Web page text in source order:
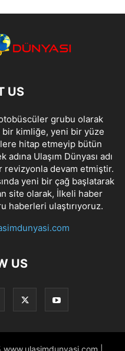
US
otobüscüler grubu olarak
bir kimliğe, yeni bir yüze
hitap etmeyip bütün
Ulaşım Dünyası adı
revizyonla devam etmiştir.
yeni bir çağ başlatarak
site olarak, İlkeli haber
haberleri ulaştırıyoruz.
US
|